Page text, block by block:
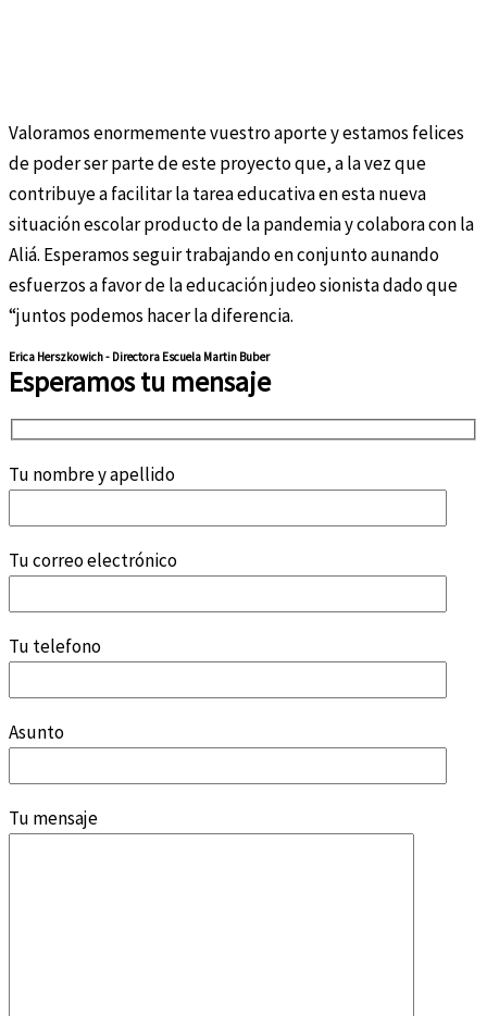
Valoramos enormemente vuestro aporte y estamos felices
de poder ser parte de este proyecto que, a la vez que
contribuye a facilitar la tarea educativa en esta nueva
situación escolar producto de la pandemia y colabora con la
Aliá. Esperamos seguir trabajando en conjunto aunando
esfuerzos a favor de la educación judeo sionista dado que
“juntos podemos hacer la diferencia.
Erica Herszkowich - Directora Escuela Martin Buber
Esperamos tu mensaje
Tu nombre y apellido
Tu correo electrónico
Tu telefono
Asunto
Tu mensaje